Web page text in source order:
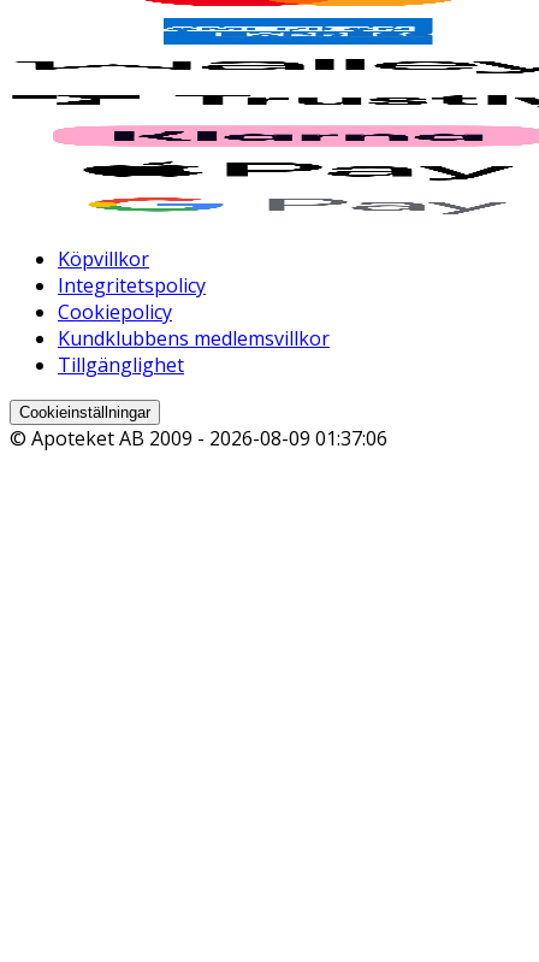
Köpvillkor
Integritetspolicy
Cookiepolicy
Kundklubbens medlemsvillkor
Tillgänglighet
Cookieinställningar
© Apoteket AB 2009 - 2026-08-09 01:37:06